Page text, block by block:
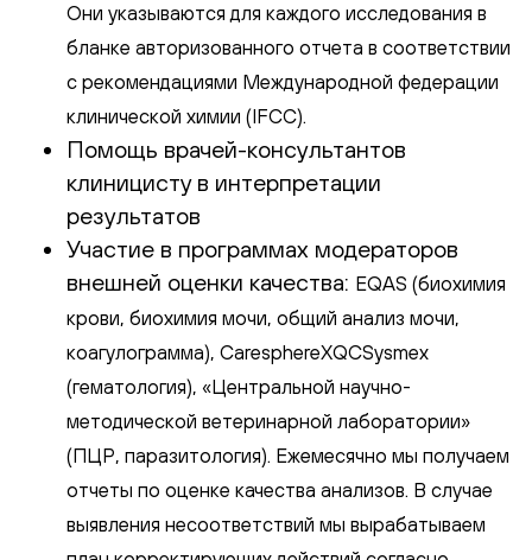
Они указываются для каждого исследования в
бланке авторизованного отчета в соответствии
с рекомендациями Международной федерации
клинической химии (IFCC).
Помощь врачей-консультантов
клиницисту в интерпретации
результатов
Участие в программах модераторов
внешней оценки качества: EQAS (биохимия
крови, биохимия мочи, общий анализ мочи,
коагулограмма), CaresphereXQCSysmex
(гематология), «Центральной научно-
методической ветеринарной лаборатории»
(ПЦР, паразитология). Ежемесячно мы получаем
отчеты по оценке качества анализов. В случае
выявления несоответствий мы вырабатываем